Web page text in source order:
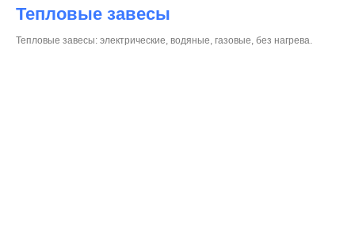
Тепловые завесы
Тепловые завесы: электрические, водяные, газовые, без нагрева.